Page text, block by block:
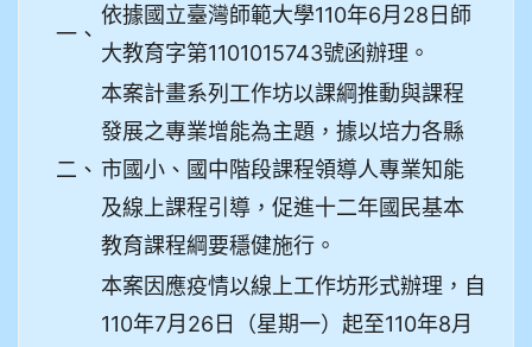
一、
依據國立臺灣師範大學110年6月28日師
大教育字第1101015743號函辦理。
二、
本案計畫系列工作坊以課綱推動與課程
發展之專業增能為主題，據以培力各縣
市國小、國中階段課程領導人專業知能
及線上課程引導，促進十二年國民基本
教育課程綱要穩健施行。
本案因應疫情以線上工作坊形式辦理，自
110年7月26日（星期一）起至110年8月